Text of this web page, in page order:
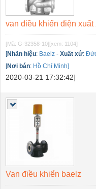
van điều khiển điện
[Mã: G-32358-10][xem: 1104]
[Nhãn hiệu: Baelz - Xuất xứ:
[Nơi bán: Hồ Chí Minh]
2020-03-21 17:32:42]
Van điều khiển baelz